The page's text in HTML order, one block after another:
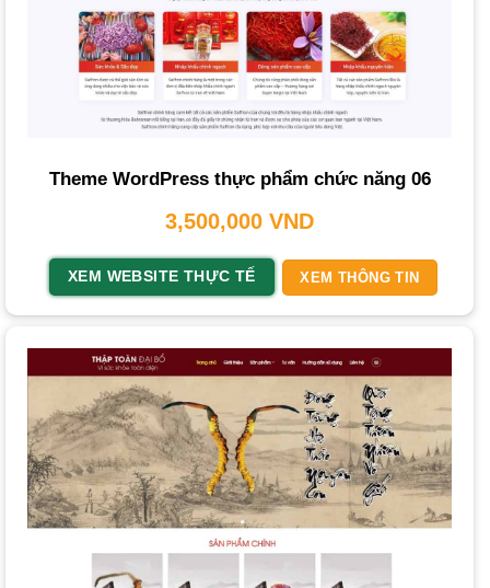
website trọn góiđể phù hợp với mọi nhu cầu và ngân
Thiết kế website thực phẩm chức năng trọn gói:
vụ hoàn chỉnh từ A-Z, bao gồm tư vấn, thiết kế, phát triển,
giải pháp toàn diện.
Thiết kế website thực phẩm chức năng theo yêu cầu:
muốn, đảm bảo sự độc đáo. Đây là góilàm web theo yêu
Thiết kế website thực phẩm chức năng chuẩn SEO:
Tập trung tối ưu hóa website ngay từ đầu để thân thiện với
công cụ tìm kiếm, giúp website dễ dàng đạt thứ hạng cao.
Thiết kế website thực phẩm chức năng giá rẻ:Gói dịch
vụ với chi phí hợp lý, chỉ dưới 1.500.000 VNĐ, phù hợp
cho cá nhân hoặc doanh nghiệp nhỏ muốn có một
trang
Dịch vụ khác tại PhucT Digital:
Ngoài thiết kế, PhucT
Theme WordPress thực phẩm chức năng 06
3,500,000 VND
XEM WEBSITE THỰC TẾ XEM THÔNG TIN